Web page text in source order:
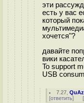
эти
есть у вас
который
хочется"?
давайте
вики
To support
USB
7.27 ,
[ответить] [